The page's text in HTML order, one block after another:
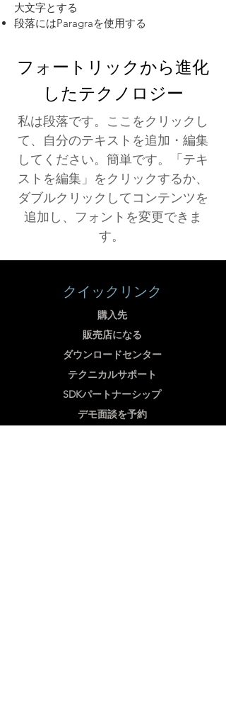
大文字とする
段落にはParagraを使用する
フォートリックから進化
したテクノロジー
私は段落です。ここをクリックし
て、自分のテキストを追加・編集
してください。簡単です。「テキ
ストを編集」をクリックするか、
ダブルクリックしてコンテンツを
追加し、フォントを変更できま
す。
クイックリンク
購入先
販売店になる
ダウンロードセンター
テクニカルサポート
SDKパートナーシップ
デモ面談を予約